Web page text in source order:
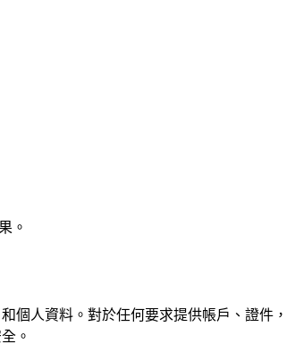
。
個人資料。對於任何要求提供帳戶、證件，
。